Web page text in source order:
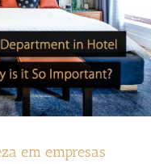
em empresas